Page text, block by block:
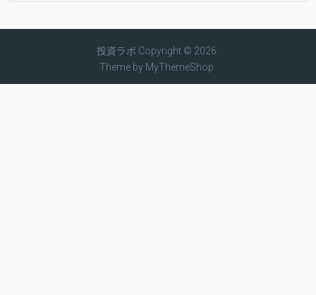
投資ラボ Copyright © 2026.
Theme by MyThemeShop